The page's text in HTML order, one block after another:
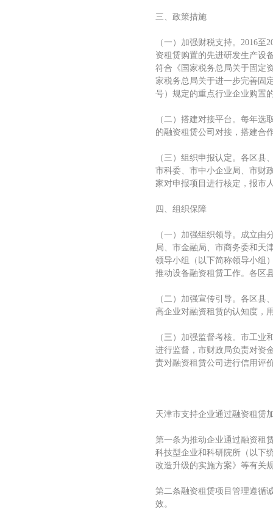
三、政策措施
（一）加强财税支持。2016
资租赁购置的先进研发生产设
符合《国家税务总局关于固定
家税务总局关于进一步完善固
号）规定的重点行业企业购置
（二）搭建对接平台。每年
的融资租赁公司对接，搭建合
（三）组织申报认定。各区
市科委、市中小企业局、市财
家对申报项目进行核定，报市
四、组织保障
（一）加强组织领导。成立
局、市金融局、市商务委和天
领导小组（以下简称领导小组
推动设备融资租赁工作。各区
（二）加强宣传引导。各区
高企业对融资租赁的认知度，
（三）加强监督考核。市工
进行监督，市财政局负责对资
责对融资租赁公司进行信用评
天津市支持企业通过融资租赁
第一条为推动企业通过融资租
科技型企业和科研院所（以下
改造升级的实施方案》等有关
第二条融资租赁项目管理遵循
效。